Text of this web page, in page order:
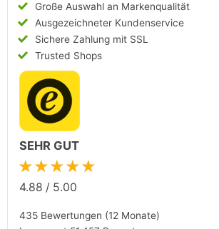
Große Auswahl an Markenqualität
Ausgezeichneter Kundenservice
Sichere Zahlung mit SSL
Trusted Shops
SEHR GUT
★★★★★
4.88 / 5.00
435 Bewertungen (12 Monate)